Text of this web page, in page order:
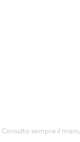
Consulta sempre il